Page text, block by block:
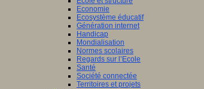
Economie
Ecosystème éducatif
Génération internet
Handicap
Mondialisation
Normes scolaires
Regards sur l’Ecole
Santé
Société connectée
Territoires et projets